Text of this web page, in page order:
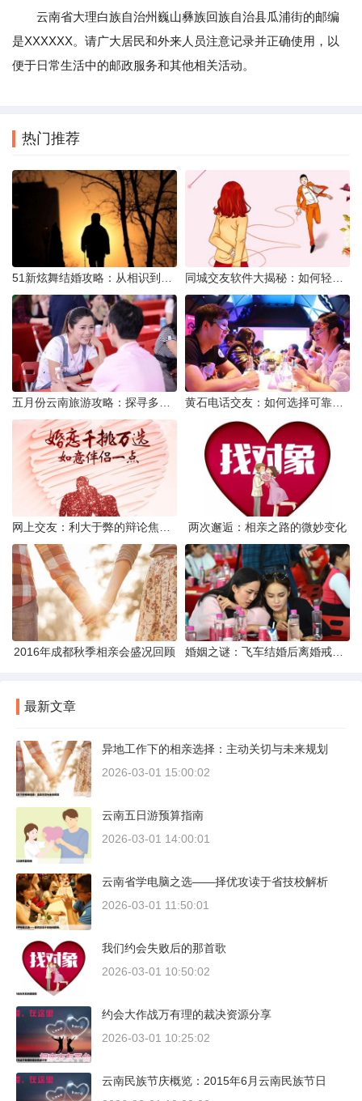
云南省大理白族自治州巍山彝族回族自治县瓜浦街的邮编
是XXXXXX。请广大居民和外来人员注意记录并正确使用，以
便于日常生活中的邮政服务和其他相关活动。
热门推荐
两次邂逅：相亲之路的微妙变化
2016年成都秋季相亲会盛况回顾
最新文章
异地工作下的相亲选择：主动关切与未来规划
2026-03-01 15:00:02
云南五日游预算指南
2026-03-01 14:00:01
云南省学电脑之选——择优攻读于省技校解析
2026-03-01 11:50:01
我们约会失败后的那首歌
2026-03-01 10:50:02
约会大作战万有理的裁决资源分享
2026-03-01 10:25:02
云南民族节庆概览：2015年6月云南民族节日